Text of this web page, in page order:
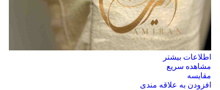
اطلاعات بیشتر
مشاهده سریع
مقایسه
افزودن به علاقه مندی